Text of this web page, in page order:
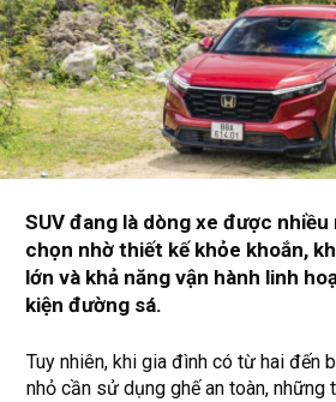
SUV đang là dòng xe được
chọn nhờ thiết kế khỏe khoắn,
lớn và khả năng vận hành linh
kiện đường sá.
Tuy nhiên, khi gia đình có từ hai đến
nhỏ cần sử dụng ghế an toàn, những